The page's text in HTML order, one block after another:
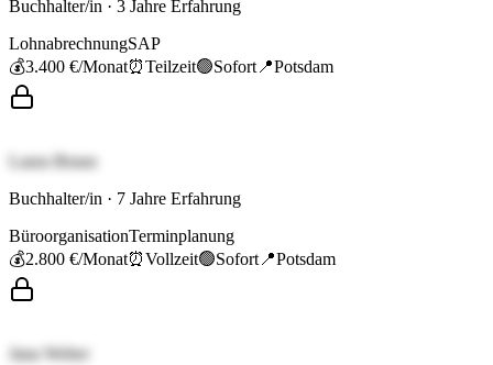
Buchhalter/in · 3 Jahre Erfahrung
LohnabrechnungSAP
💰3.400 €/Monat⏰Teilzeit🟢Sofort 📍Potsdam
Laura Braun
Buchhalter/in · 7 Jahre Erfahrung
BüroorganisationTerminplanung
💰2.800 €/Monat⏰Vollzeit🟢Sofort 📍Potsdam
Jana Weber